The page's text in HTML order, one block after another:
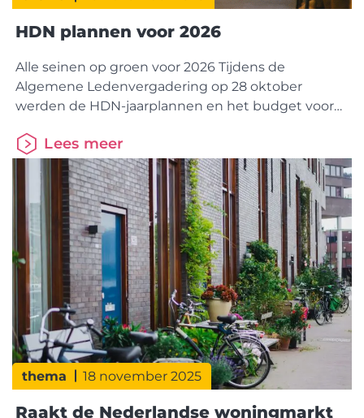
HDN plannen voor 2026
Alle seinen op groen voor 2026 Tijdens de
Algemene Ledenvergadering op 28 oktober
werden de HDN-jaarplannen en het budget voor
voor verdere digitalisering en samenwerking in de
keten. StakeholdersessieTijdens de HDN-
stakeholdersessie stond inspiratie uit het
buitenland centraal. Pia Tverin (CEO Nordea
Hypotek) en Mathilda Muhrbeck (Head of Product)
van
Lees meer
thema 18 november 2025
Raakt de Nederlandse woningmarkt